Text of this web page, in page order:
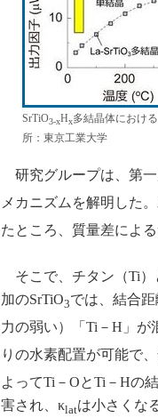
SrTiO3-xHx多結晶体におけ
所：東京工業大学
研究グループは、第一
メカニズムを解明した
たところ、質量差によ
そこで、チタン（Ti）
加のSrTiO3では、結合
力の弱い）「Ti－H」が
りの水素配置が可能で
よってTi－OとTi－Hの
害され、κlatは小さくな